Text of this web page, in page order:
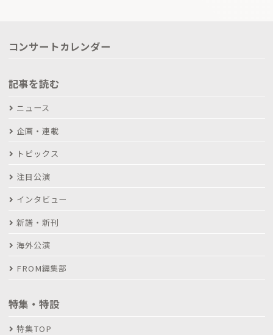
コンサートカレンダー
記事を読む
ニュース
企画・連載
トピックス
注目公演
インタビュー
新譜・新刊
海外公演
FROM編集部
特集・特設
特集TOP